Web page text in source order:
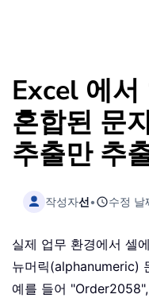
Excel 에
혼합된 문
추출만 추
작성자선• 수정 날
실제 업무 환경에서 셀
뉴머릭(alphanumeric)
예를 들어